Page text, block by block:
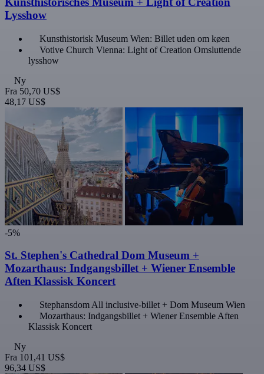
Lysshow
Kunsthistorisk Museum Wien: Billet uden om køen
Votive Church Vienna: Light of Creation Omsluttende
lysshow
Ny
Fra 50,70 US$
48,17 US$
-5%
St. Stephen's Cathedral Dom Museum +
Mozarthaus: Indgangsbillet + Wiener Ensemble
Aften Klassisk Koncert
Stephansdom All inclusive-billet + Dom Museum Wien
Mozarthaus: Indgangsbillet + Wiener Ensemble Aften
Klassisk Koncert
Ny
Fra 101,41 US$
96,34 US$